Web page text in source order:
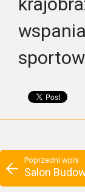
Poprzedni wpis
Salon